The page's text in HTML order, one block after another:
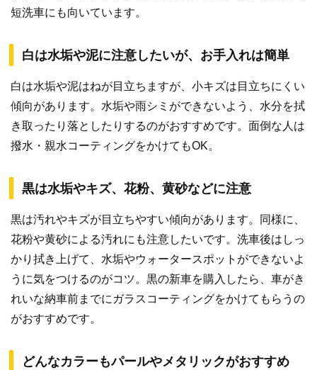
短洗車にも向いています。
白は水垢や泥に注意したいが、お手入れは簡単
白は水垢や泥はねが目立ちますが、小キズは目立ちにくい
傾向があります。水垢や雨シミができないよう、水分を拭
き取ったり落としたりするのがおすすめです。面倒な人は
撥水・親水コーティングをかけてもOK。
黒は水垢やキズ、花粉、黄砂などに注意
黒は汚れやキズが目立ちやすい傾向があります。同様に、
花粉や黄砂による汚れにも注意したいです。洗車後はしっ
かり拭き上げて、水垢やウォータースポットができないよ
うに気をつけるのがコツ。黒の新車を購入したら、車がき
れいな納車前までにガラスコーティングをかけてもらうの
がおすすめです。
どんなカラーもパールやメタリックがおすすめ